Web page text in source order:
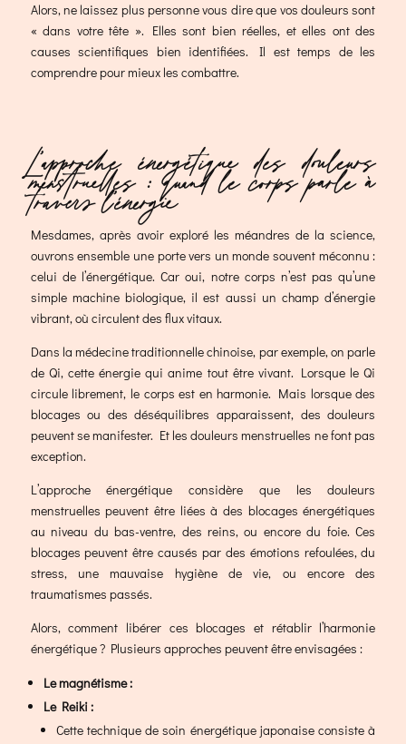
Alors, ne laissez plus personne vous dire que vos douleurs sont
« dans votre tête ». Elles sont bien réelles, et elles ont des
causes scientifiques bien identifiées. Il est temps de les
comprendre pour mieux les combattre.
L’approche énergétique des douleurs
menstruelles : quand le corps parle à
travers l’énergie
Mesdames, après avoir exploré les méandres de la science,
ouvrons ensemble une porte vers un monde souvent méconnu :
celui de l’énergétique. Car oui, notre corps n’est pas qu’une
simple machine biologique, il est aussi un champ d’énergie
vibrant, où circulent des flux vitaux.
Dans la médecine traditionnelle chinoise, par exemple, on parle
de Qi, cette énergie qui anime tout être vivant. Lorsque le Qi
circule librement, le corps est en harmonie. Mais lorsque des
blocages ou des déséquilibres apparaissent, des douleurs
peuvent se manifester. Et les douleurs menstruelles ne font pas
exception.
L’approche énergétique considère que les douleurs
menstruelles peuvent être liées à des blocages énergétiques
au niveau du bas-ventre, des reins, ou encore du foie. Ces
blocages peuvent être causés par des émotions refoulées, du
stress, une mauvaise hygiène de vie, ou encore des
traumatismes passés.
Alors, comment libérer ces blocages et rétablir l’harmonie
énergétique ? Plusieurs approches peuvent être envisagées :
Le magnétisme :
Le Reiki :
Cette technique de soin énergétique japonaise consiste à